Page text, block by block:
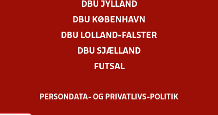
DBU JYLLAND
DBU KØBENHAVN
DBU LOLLAND-FALSTER
DBU SJÆLLAND
FUTSAL
PERSONDATA- OG PRIVATLIVS-POLITIK